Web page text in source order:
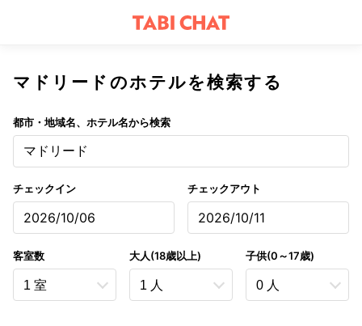
マドリードのホテルを検索する
都市・地域名、ホテル名から検索
マドリード
チェックイン
2026/10/06
チェックアウト
2026/10/11
客室数 大人(18歳以上) 子供(0～17歳)